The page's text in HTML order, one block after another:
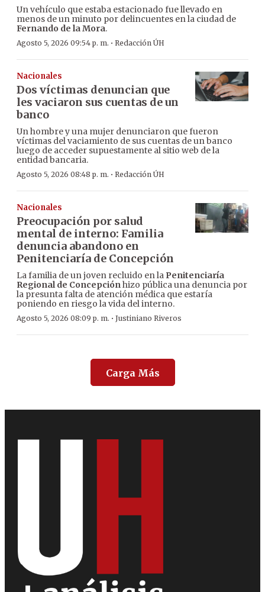
Un vehículo que estaba estacionado fue llevado en
menos de un minuto por delincuentes en la ciudad de
Fernando de la Mora.
Agosto 5, 2026 09:54 p. m. · Redacción ÚH
Nacionales
Dos víctimas denuncian que
les vaciaron sus cuentas de un
banco
Un hombre y una mujer denunciaron que fueron
víctimas del vaciamiento de sus cuentas de un banco
luego de acceder supuestamente al sitio web de la
entidad bancaria.
Agosto 5, 2026 08:48 p. m. · Redacción ÚH
Nacionales
Preocupación por salud
mental de interno: Familia
denuncia abandono en
Penitenciaría de Concepción
La familia de un joven recluido en la Penitenciaría
Regional de Concepciónhizo pública una denuncia por
la presunta falta de atención médica que estaría
poniendo en riesgo la vida del interno.
Agosto 5, 2026 08:09 p. m. · Justiniano Riveros
Carga Más